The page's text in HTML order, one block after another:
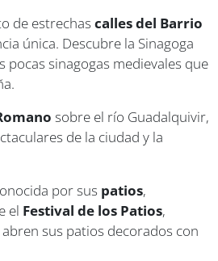
de estrechas calles del Barrio
única. Descubre la Sinagoga
pocas sinagogas medievales que
sobre el río Guadalquivir,
de la ciudad y la
por sus patios,
el Festival de los Patios,
sus patios decorados con